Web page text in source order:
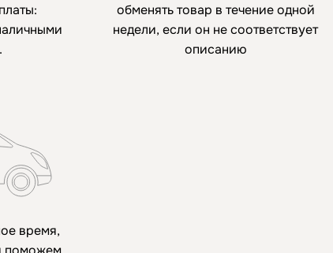
обменять товар в течение одной
недели, если он не соответствует
описанию
время,